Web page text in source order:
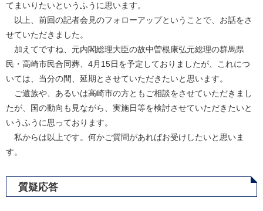
てまいりたいというふうに思います。
以上、前回の記者会見のフォローアップということで、お話をさ
せていただきました。
加えてですね、元内閣総理大臣の故中曽根康弘元総理の群馬県
民・高崎市民合同葬、4月15日を予定しておりましたが、これにつ
いては、当分の間、延期とさせていただきたいと思います。
ご遺族や、あるいは高崎市の方ともご相談をさせていただきまし
たが、国の動向も見ながら、実施日等を検討させていただきたいと
いうふうに思っております。
私からは以上です。何かご質問があればお受けしたいと思いま
す。
質疑応答